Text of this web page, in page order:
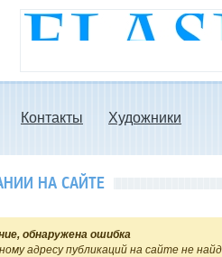
Контакты Художники
НА САЙТЕ
обнаружена ошибка
адресу публикаций на сайте не